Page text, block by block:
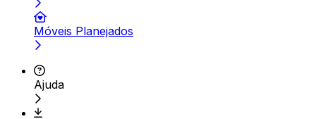
Móveis Planejados
Ajuda